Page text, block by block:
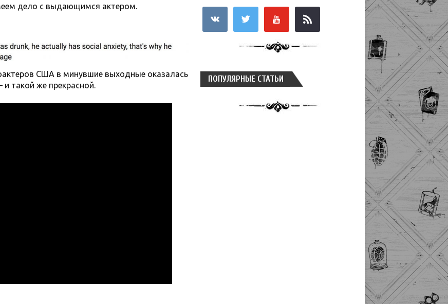
дело с выдающимся актером.
США в минувшие выходные оказалась
такой же прекрасной.
ПОПУЛЯРНЫЕ СТАТЬИ